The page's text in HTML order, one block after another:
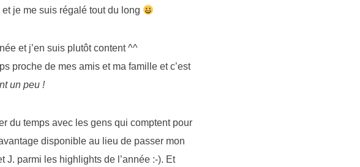
je me suis régalé tout du long
et j’en suis plutôt content ^^
proche de mes amis et ma famille et c’est
un peu !
du temps avec les gens qui comptent pour
disponible au lieu de passer mon
J. parmi les highlights de l’année :-). Et